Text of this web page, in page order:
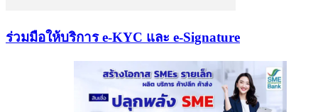
ร่วมมือให้บริการ e-KYC และ e-Signature